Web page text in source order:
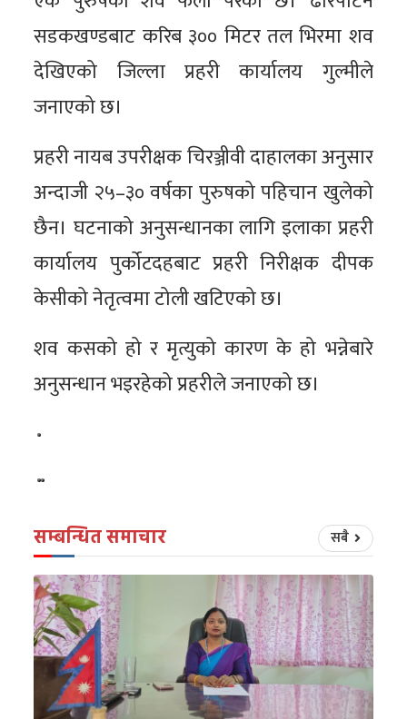
सडकखण्डबाट करिब ३०० मिटर तल भिरमा शव
देखिएको जिल्ला प्रहरी कार्यालय गुल्मीले
जनाएको छ।
प्रहरी नायब उपरीक्षक चिरञ्जीवी दाहालका अनुसार
अन्दाजी २५–३० वर्षका पुरुषको पहिचान खुलेको
छैन। घटनाको अनुसन्धानका लागि इलाका प्रहरी
कार्यालय पुर्कोटदहबाट प्रहरी निरीक्षक दीपक
केसीको नेतृत्वमा टोली खटिएको छ।
शव कसको हो र मृत्युको कारण के हो भन्नेबारे
अनुसन्धान भइरहेको प्रहरीले जनाएको छ।
सम्बन्धित समाचार सबै